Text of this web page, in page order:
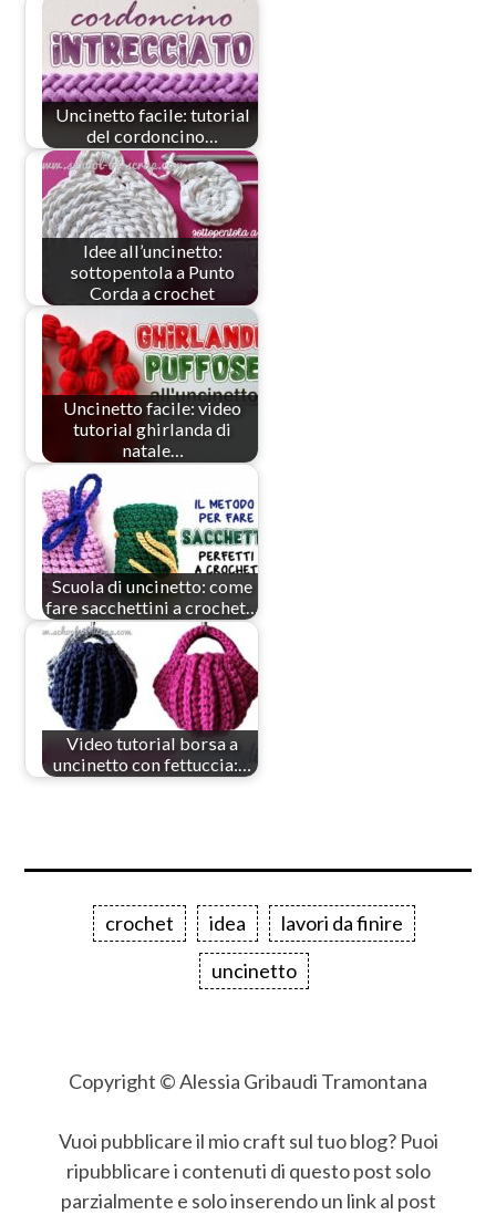
Uncinetto facile: tutorial
del cordoncino…
Idee all’uncinetto:
sottopentola a Punto
Corda a crochet
Uncinetto facile: video
tutorial ghirlanda di
natale…
Scuola di uncinetto: come
fare sacchettini a crochet…
Video tutorial borsa a
uncinetto con fettuccia:…
crochet idea
lavori da finire
uncinetto
Copyright © Alessia Gribaudi Tramontana
Vuoi pubblicare il mio craft sul tuo blog? Puoi
ripubblicare i contenuti di questo post solo
parzialmente e solo inserendo un link al post